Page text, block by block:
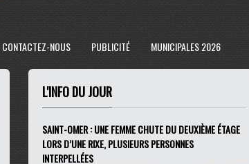
CONTACTEZ-NOUS PUBLICITÉ MUNICIPALES 2026
L'INFO DU JOUR
SAINT-OMER : UNE FEMME CHUTE DU DEUXIÈME ÉTAGE
LORS D’UNE RIXE, PLUSIEURS PERSONNES
INTERPELLÉES